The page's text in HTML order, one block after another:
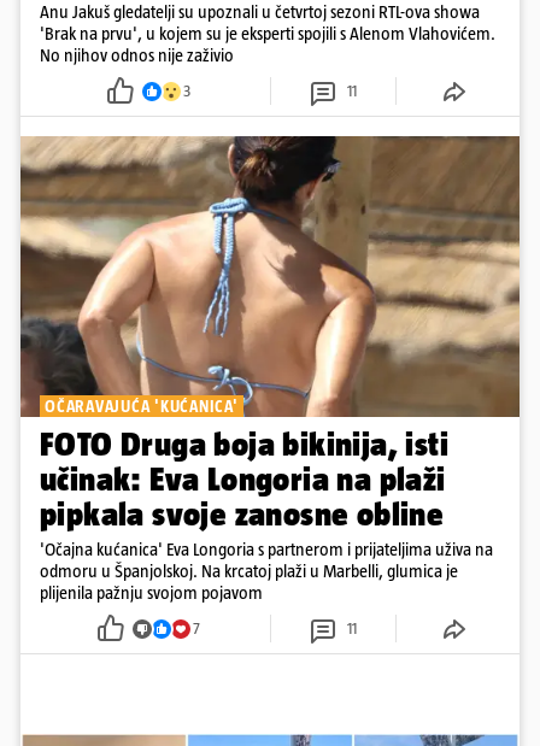
Anu Jakuš gledatelji su upoznali u četvrtoj sezoni RTL-ova showa
'Brak na prvu', u kojem su je eksperti spojili s Alenom Vlahovićem.
No njihov odnos nije zaživio
3 11
OČARAVAJUĆA 'KUĆANICA'
FOTO Druga boja bikinija, isti
učinak: Eva Longoria na plaži
pipkala svoje zanosne obline
'Očajna kućanica' Eva Longoria s partnerom i prijateljima uživa na
odmoru u Španjolskoj. Na krcatoj plaži u Marbelli, glumica je
plijenila pažnju svojom pojavom
7 11